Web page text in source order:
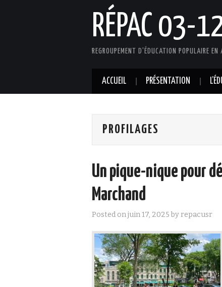
RÉPAC 03-
REGROUPEMENT D'ÉDUCATION POPULAIRE
ACCUEIL PRÉSENTATION
PROFILAGES
Un pique-nique pour
Marchand
Posted onjuin 17, 2025 byrepacusr